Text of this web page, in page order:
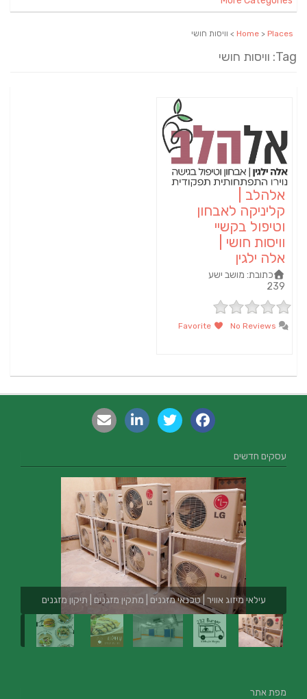
Home > Places > וויסות חושי
Tag: וויסות חושי
אלהלב |
קליניקה לאבחון
וטיפול בקשיי
וויסות חושי |
אלה ילגין
כתובת: מושב ישע
239
עסקים חדשים
עילאי מיזוג אוויר | טכנאי מזגנים | מתקין מזגנים | תיקון מזגנים
מפת אתר